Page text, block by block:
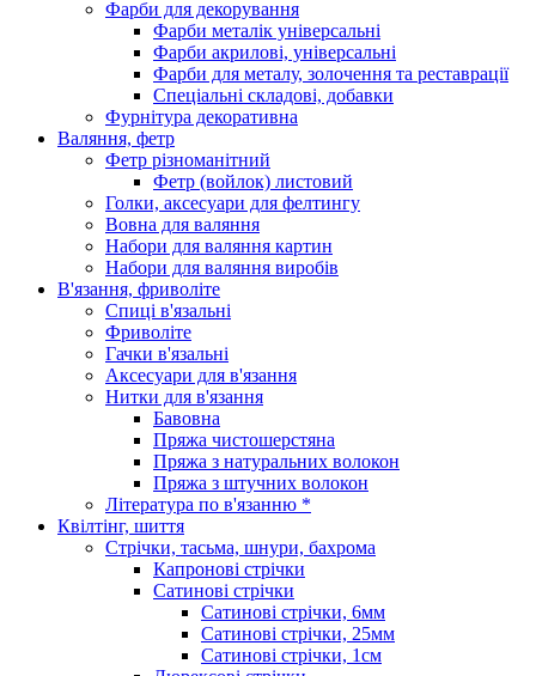
Фарби для декорування
Фарби металік універсальні
Фарби акрилові, універсальні
Фарби для металу, золочення та реставрації
Спеціальні складові, добавки
Фурнітура декоративна
Валяння, фетр
Фетр різноманітний
Фетр (войлок) листовий
Голки, аксесуари для фелтингу
Вовна для валяння
Набори для валяння картин
Набори для валяння виробів
В'язання, фриволіте
Спиці в'язальні
Фриволіте
Гачки в'язальні
Аксесуари для в'язання
Нитки для в'язання
Бавовна
Пряжа чистошерстяна
Пряжа з натуральних волокон
Пряжа з штучних волокон
Література по в'язанню *
Квілтінг, шиття
Стрічки, тасьма, шнури, бахрома
Капронові стрічки
Сатинові стрічки
Сатинові стрічки, 6мм
Сатинові стрічки, 25мм
Сатинові стрічки, 1см